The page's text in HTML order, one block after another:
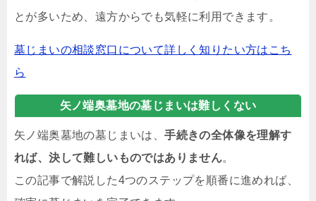
とが多いため、遠方からでも気軽に利用できます。
墓じまいの相談窓口について詳しく知りたい方はこち
ら
矢ノ端奥墓地の墓じまいは難しくない
矢ノ端奥墓地の墓じまいは、手続きの全体像を理解す
れば、決して難しいものではありません。
この記事で解説した4つのステップを順番に進めれば、